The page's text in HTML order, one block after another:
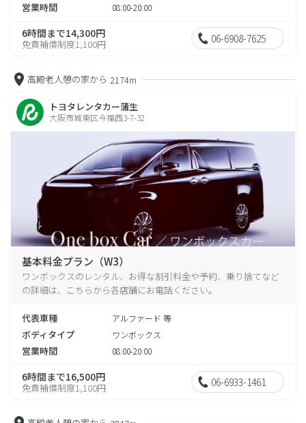
営業時間 08:00-20:00
6時間まで14,300円
免責補償制度1,100円 06-6908-7625
高殿老人憩の家から 2174m
トヨタレンタカー蒲生
大阪市城東区今福西3-7-32
基本料金プラン（W3）
ワンボックスのレンタル、お得な割引料金や予約、乗り捨てなど
の詳細は、こちらから各店舗にお電話ください。
代表車種 アルファード 等
ボディタイプ ワンボックス
営業時間 08:00-20:00
6時間まで16,500円
免責補償制度1,100円 06-6933-1461